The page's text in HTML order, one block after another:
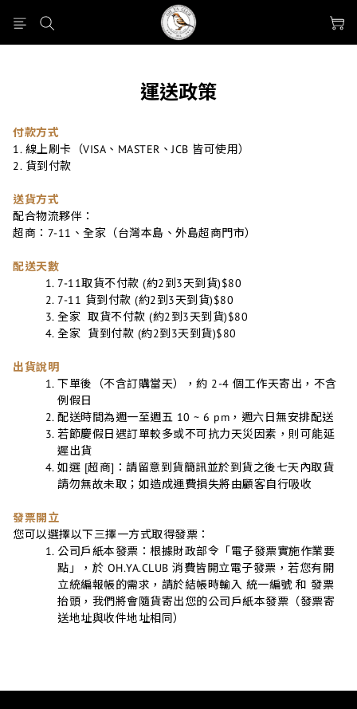
運送政策
付款方式
1. 線上刷卡（VISA、MASTER、JCB 皆可使用）
2. 貨到付款
送貨方式
配合物流夥伴：
超商：7-11、全家（台灣本島、外島超商門市）
配送天數
7-11取貨不付款 (約2到3天到貨)$80
7-11 貨到付款 (約2到3天到貨)$80
全家 取貨不付款 (約2到3天到貨)$80
全家 貨到付款 (約2到3天到貨)$80
出貨說明
下單後（不含訂購當天），約 2-4 個工作天寄出，不含
例假日
配送時間為週一至週五 10 ~ 6 pm，週六日無安排配送
若節慶假日遇訂單較多或不可抗力天災因素，則可能延
遲出貨
如選 [超商]：請留意到貨簡訊並於到貨之後七天內取貨
請勿無故未取；如造成運費損失將由顧客自行吸收
發票開立
您可以選擇以下三擇一方式取得發票：
公司戶紙本發票：根據財政部令「電子發票實施作業要
點」，於 OH.YA.CLUB 消費皆開立電子發票，若您有開
立統編報帳的需求，請於結帳時輸入 統一編號 和 發票
抬頭，我們將會隨貨寄出您的公司戶紙本發票（發票寄
送地址與收件地址相同）